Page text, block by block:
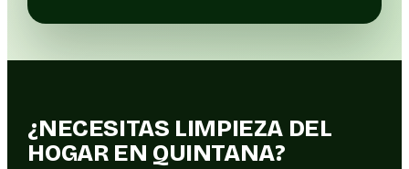
¿NECESITAS LIMPIEZA DEL
HOGAR EN QUINTANA?